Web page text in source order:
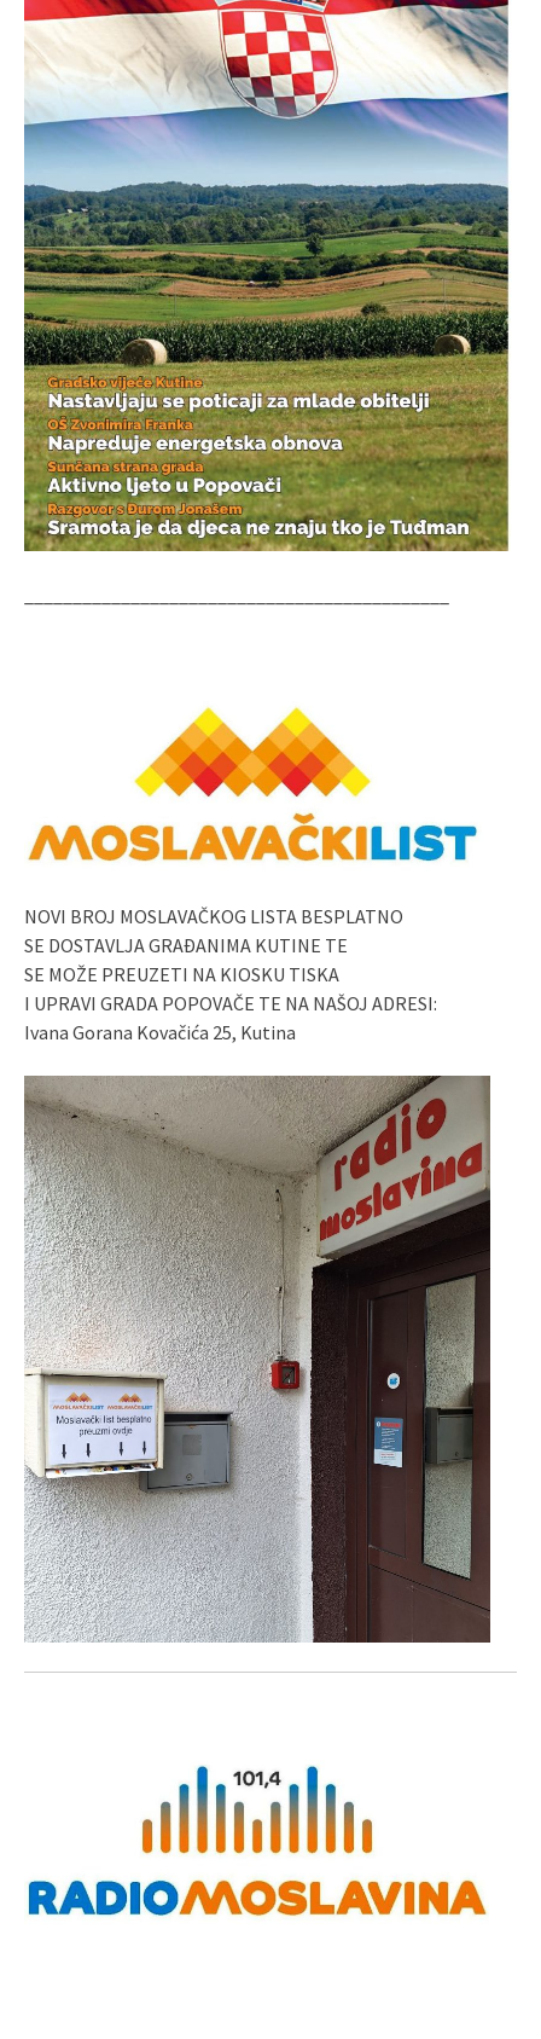
NOVI BROJ MOSLAVAČKOG LISTA BESPLATNO
SE DOSTAVLJA GRAĐANIMA KUTINE TE
SE MOŽE PREUZETI NA KIOSKU TISKA
I UPRAVI GRADA POPOVAČE TE NA NAŠOJ ADRESI:
Ivana Gorana Kovačića 25, Kutina